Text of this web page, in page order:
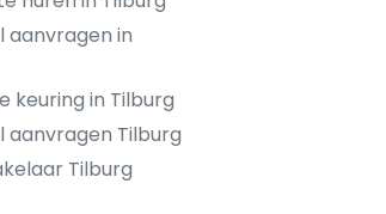
aanvragen in
keuring in Tilburg
aanvragen Tilburg
Tilburg